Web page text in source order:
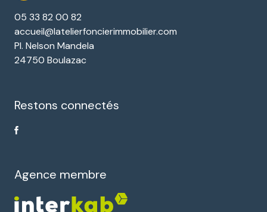
05 33 82 00 82
accueil@latelierfoncierimmobilier.com
Pl. Nelson Mandela
24750 Boulazac
Restons connectés
Agence membre